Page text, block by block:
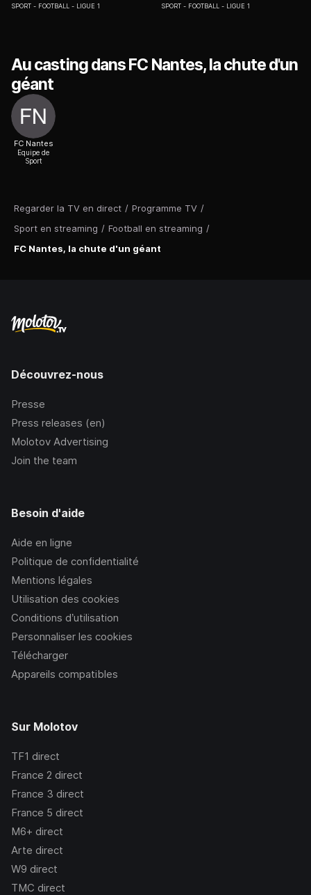
Regarder la TV en direct / Programme TV /
Sport en streaming / Football en streaming /
FC Nantes, la chute d'un géant
SPORT FOOTBALL - LIGUE 1 SPORT FOOTBALL - LIGUE 1
Au casting dans FC Nantes, la chute d'un
géant
FC Nantes
Equipe de
Sport
Découvrez-nous
Presse
Press releases (en)
Molotov Advertising
Join the team
Besoin d'aide
Aide en ligne
Politique de confidentialité
Mentions légales
Utilisation des cookies
Conditions d’utilisation
Personnaliser les cookies
Télécharger
Appareils compatibles
Sur Molotov
TF1 direct
France 2 direct
France 3 direct
France 5 direct
M6+ direct
Arte direct
W9 direct
TMC direct